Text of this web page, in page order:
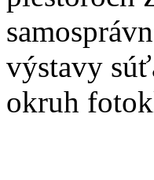
výstavy
okruh